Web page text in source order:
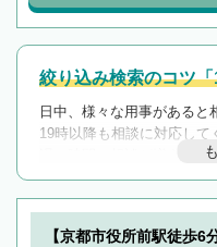
絞り込み検索のコツ
日中、様々な用事があると
19時以降も相談に対応して
遅い時間の相談が増えそう
んで検索してみましょう。
19時以
を
【京都市役所前駅徒歩